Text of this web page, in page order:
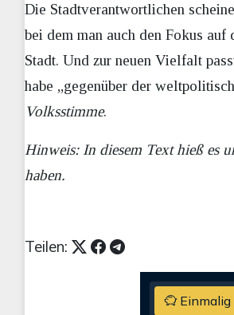
Die Stadtverantwortlichen
bei dem man auch den Fokus
Stadt. Und zur neuen Vielfalt
habe „gegenüber der
Volksstimme.
Hinweis: In diesem Text hieß es
haben.
Teilen:
Einmalig